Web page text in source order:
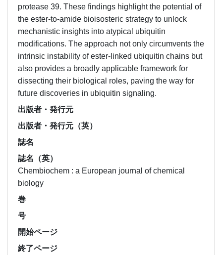
protease 39. These findings highlight the potential of
the ester-to-amide bioisosteric strategy to unlock
mechanistic insights into atypical ubiquitin
modifications. The approach not only circumvents the
intrinsic instability of ester-linked ubiquitin chains but
also provides a broadly applicable framework for
dissecting their biological roles, paving the way for
future discoveries in ubiquitin signaling.
出版者・発行元
出版者・発行元（英）
誌名
誌名（英）
Chembiochem : a European journal of chemical
biology
巻
号
開始ページ
終了ページ